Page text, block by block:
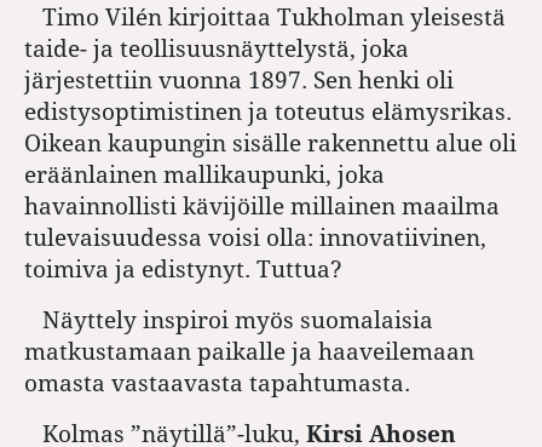
Timo Vilén kirjoittaa Tukholman yleisestä
taide- ja teollisuusnäyttelystä, joka
järjestettiin vuonna 1897. Sen henki oli
edistysoptimistinen ja toteutus elämysrikas.
Oikean kaupungin sisälle rakennettu alue oli
eräänlainen mallikaupunki, joka
havainnollisti kävijöille millainen maailma
tulevaisuudessa voisi olla: innovatiivinen,
toimiva ja edistynyt. Tuttua?
Näyttely inspiroi myös suomalaisia
matkustamaan paikalle ja haaveilemaan
omasta vastaavasta tapahtumasta.
Kolmas ”näytillä”-luku, Kirsi Ahosen